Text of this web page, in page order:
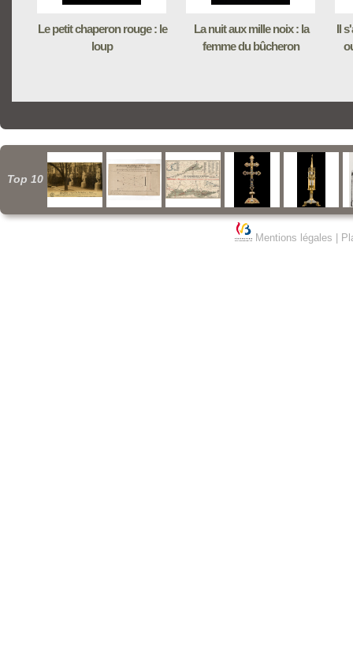
Le petit chaperon rouge : le
loup
La nuit aux mille noix : la
femme du bûcheron
Il
Top 10
Mentions légales